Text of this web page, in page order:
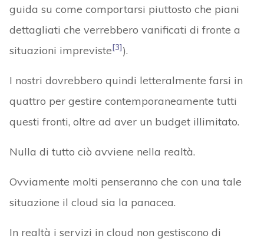
guida su come comportarsi piuttosto che piani
dettagliati che verrebbero vanificati di fronte a
situazioni impreviste[3]).
I nostri dovrebbero quindi letteralmente farsi in
quattro per gestire contemporaneamente tutti
questi fronti, oltre ad aver un budget illimitato.
Nulla di tutto ciò avviene nella realtà.
Ovviamente molti penseranno che con una tale
situazione il cloud sia la panacea.
In realtà i servizi in cloud non gestiscono di